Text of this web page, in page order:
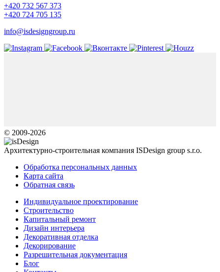
+420 732 567 373
+420 724 705 135
info@isdesigngroup.ru
© 2009-2026
Архитектурно-строительная компания ISDesign group s.r.o.
Обработка персональных данных
Карта сайта
Обратная связь
Индивидуальное проектирование
Строительство
Капитальный ремонт
Дизайн интерьера
Декоративная отделка
Декорирование
Разрешительная документация
Блог